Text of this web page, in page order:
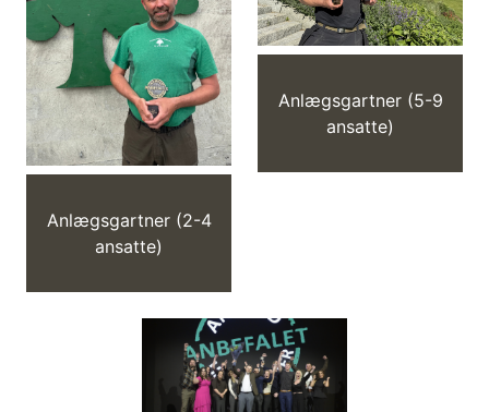
Anlægsgartner (2-4
ansatte)
Anlægsgartner (5-9
ansatte)